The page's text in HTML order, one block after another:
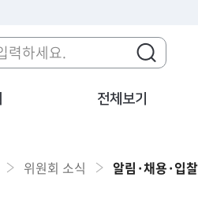
전체보기
위원회 소식 알림·채용·입찰